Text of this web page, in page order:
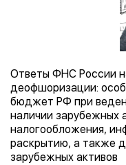
Ответы ФНС России
деофшоризации:
бюджет РФ при
наличии зарубежных
налогообложения,
раскрытию, а также
зарубежных активов